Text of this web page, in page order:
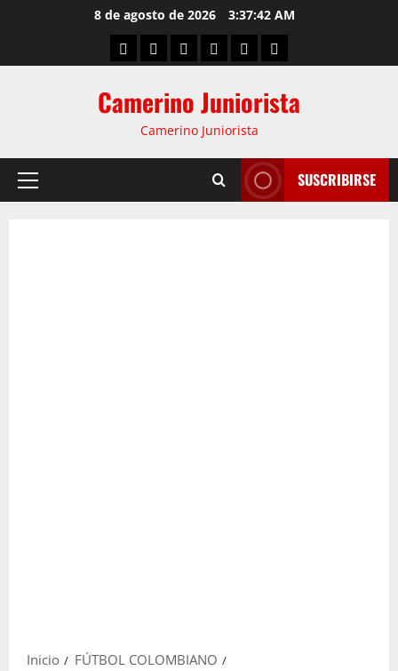
8 de agosto de 2026 3:37:42 AM
Camerino Juniorista
Camerino Juniorista
SUSCRIBIRSE
Inicio
FÚTBOL COLOMBIANO